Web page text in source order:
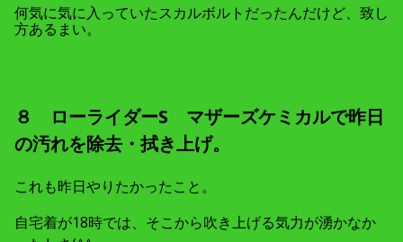
何気に気に入っていたスカルボルトだったんだけど、致し
方あるまい。
８ ローライダーS マザーズケミカルで昨日
の汚れを除去・拭き上げ。
これも昨日やりたかったこと。
自宅着が18時では、そこから吹き上げる気力が湧かなか